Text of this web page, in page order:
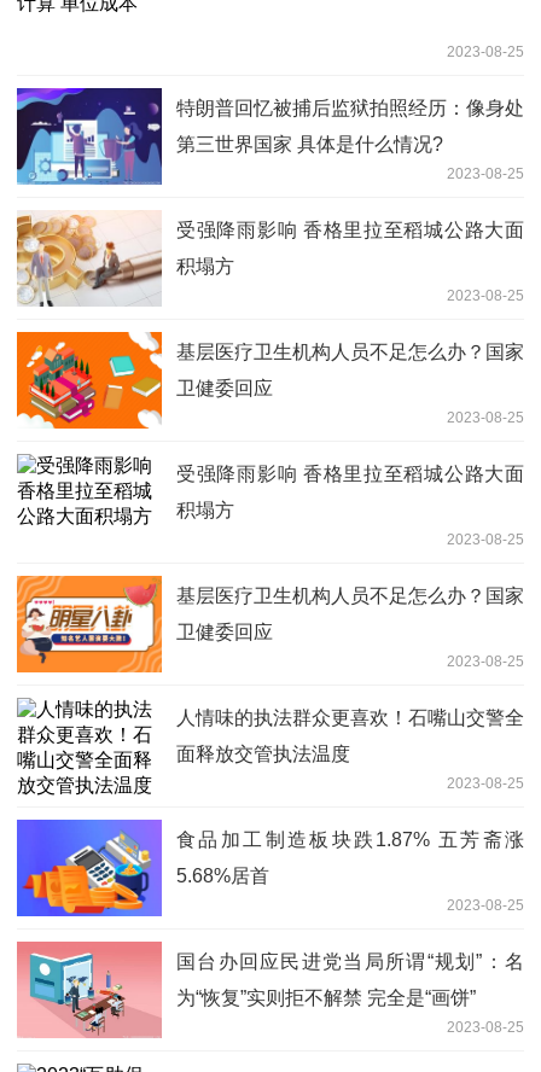
2023-08-25
特朗普回忆被捕后监狱拍照经历：像身处
第三世界国家 具体是什么情况?
2023-08-25
受强降雨影响 香格里拉至稻城公路大面
积塌方
2023-08-25
基层医疗卫生机构人员不足怎么办？国家
卫健委回应
2023-08-25
受强降雨影响 香格里拉至稻城公路大面
积塌方
2023-08-25
基层医疗卫生机构人员不足怎么办？国家
卫健委回应
2023-08-25
人情味的执法群众更喜欢！石嘴山交警全
面释放交管执法温度
2023-08-25
食品加工制造板块跌1.87% 五芳斋涨
5.68%居首
2023-08-25
国台办回应民进党当局所谓“规划”：名
为“恢复”实则拒不解禁 完全是“画饼”
2023-08-25